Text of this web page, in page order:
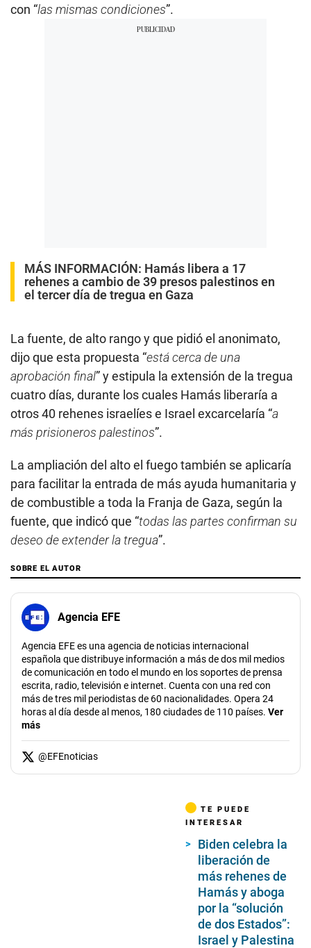
con “las mismas condiciones”.
MÁS INFORMACIÓN: Hamás libera a 17
rehenes a cambio de 39 presos palestinos en
el tercer día de tregua en Gaza
La fuente, de alto rango y que pidió el anonimato,
dijo que esta propuesta “está cerca de una
aprobación final” y estipula la extensión de la tregua
cuatro días, durante los cuales Hamás liberaría a
otros 40 rehenes israelíes e Israel excarcelaría “a
más prisioneros palestinos”.
La ampliación del alto el fuego también se aplicaría
para facilitar la entrada de más ayuda humanitaria y
de combustible a toda la Franja de Gaza, según la
fuente, que indicó que “todas las partes confirman su
deseo de extender la tregua”.
SOBRE EL AUTOR
Agencia EFE
Agencia EFE es una agencia de noticias internacional
española que distribuye información a más de dos mil medios
de comunicación en todo el mundo en los soportes de prensa
escrita, radio, televisión e internet. Cuenta con una red con
más de tres mil periodistas de 60 nacionalidades. Opera 24
horas al día desde al menos, 180 ciudades de 110 países. Ver
más
@EFEnoticias
TE PUEDE
INTERESAR
Biden celebra la
liberación de
más rehenes de
Hamás y aboga
por la “solución
de dos Estados”:
Israel y Palestina